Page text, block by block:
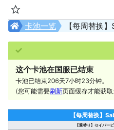
监视
【每周替换
卡池一览
这个卡池在国服已结束
卡池已结束206天7小时23分钟。
(您可能需要刷新页面缓存才能获
【每周替换】
【週替り】セイバー